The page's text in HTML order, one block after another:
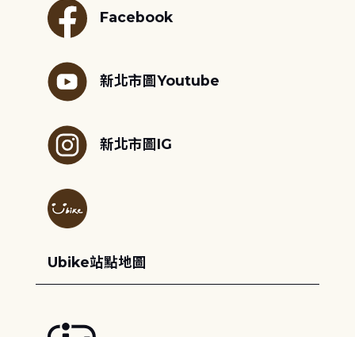
Facebook
新北市圖Youtube
新北市圖IG
Ubike站點地圖